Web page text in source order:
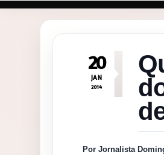
20
JAN
2014
Por Jornalista